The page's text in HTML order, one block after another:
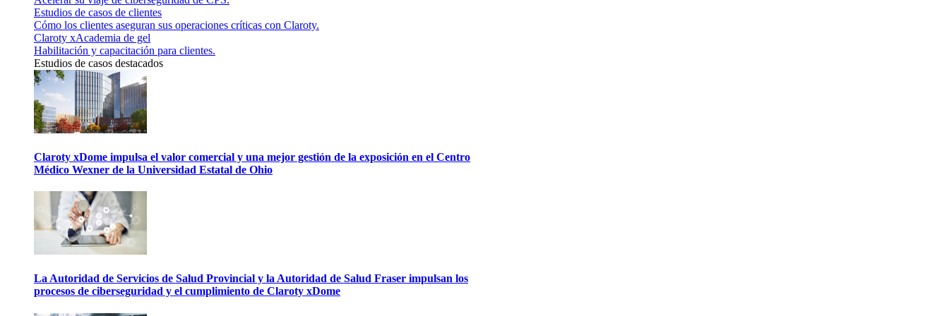
Estudios de casos de clientes
Cómo los clientes aseguran sus operaciones críticas con Claroty.
Claroty xAcademia de gel
Habilitación y capacitación para clientes.
Estudios de casos destacados
Claroty xDome impulsa el valor comercial y una mejor gestión de la exposición en el Centro
Médico Wexner de la Universidad Estatal de Ohio
La Autoridad de Servicios de Salud Provincial y la Autoridad de Salud Fraser impulsan los
procesos de ciberseguridad y el cumplimiento de Claroty xDome